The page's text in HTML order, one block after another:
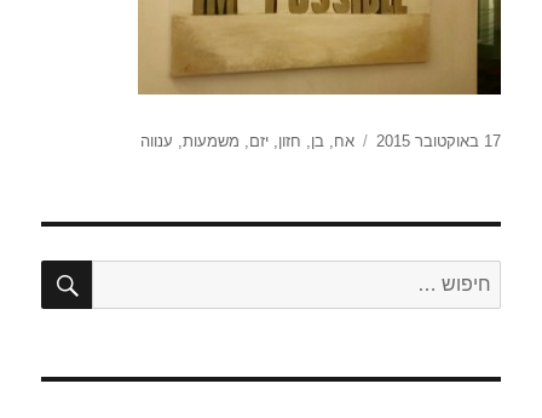
פורסם
17 באוקטובר 2015 תגיות
אח,בן, חזון,יזם, משמעות, ענווה
חפש: